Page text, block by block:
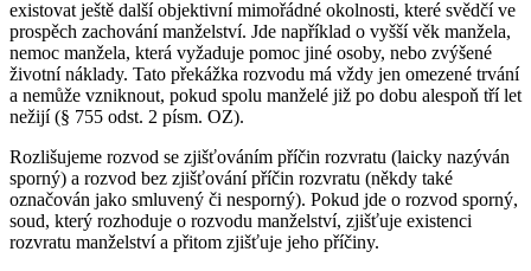
existovat ještě další objektivní mimořádné okolnosti, které svědčí ve
prospěch zachování manželství. Jde například o vyšší věk manžela,
nemoc manžela, která vyžaduje pomoc jiné osoby, nebo zvýšené
životní náklady. Tato překážka rozvodu má vždy jen omezené trvání
a nemůže vzniknout, pokud spolu manželé již po dobu alespoň tří let
nežijí (§ 755 odst. 2 písm. OZ).
Rozlišujeme rozvod se zjišťováním příčin rozvratu (laicky nazýván
sporný) a rozvod bez zjišťování příčin rozvratu (někdy také
označován jako smluvený či nesporný). Pokud jde o rozvod sporný,
soud, který rozhoduje o rozvodu manželství, zjišťuje existenci
rozvratu manželství a přitom zjišťuje jeho příčiny.